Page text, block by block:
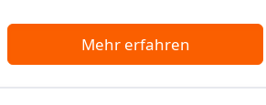
Mehr erfahren